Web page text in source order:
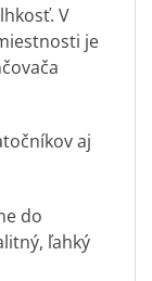
V
je
aj
do
ľahký